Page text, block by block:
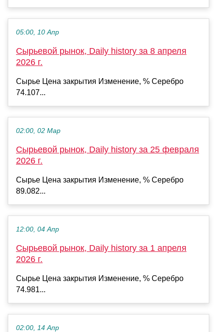
05:00, 10 Апр
Сырьевой рынок, Daily history за 8 апреля
2026 г.
Сырье Цена закрытия Изменение, % Серебро
74.107...
02:00, 02 Мар
Сырьевой рынок, Daily history за 25 февраля
2026 г.
Сырье Цена закрытия Изменение, % Серебро
89.082...
12:00, 04 Апр
Сырьевой рынок, Daily history за 1 апреля
2026 г.
Сырье Цена закрытия Изменение, % Серебро
74.981...
02:00, 14 Апр